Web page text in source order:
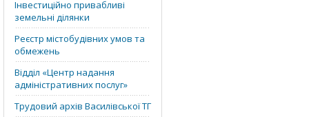
Інвестиційно привабливі
земельні ділянки
Реєстр містобудівних умов та
обмежень
Відділ «‎Центр надання
адміністративних послуг»
Трудовий архів Василівської ТГ